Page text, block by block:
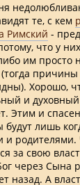
те, с кем
Римский -
что у
им просто
Хорошо,
и
Этим и
будут лишь
и
за свою
через Сына
назад. А